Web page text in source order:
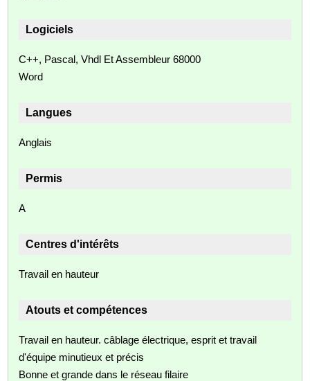
Logiciels
C++, Pascal, Vhdl Et Assembleur 68000
Word
Langues
Anglais
Permis
A
Centres d'intérêts
Travail en hauteur
Atouts et compétences
Travail en hauteur. câblage électrique, esprit et travail
d'équipe minutieux et précis
Bonne et grande dans le réseau filaire